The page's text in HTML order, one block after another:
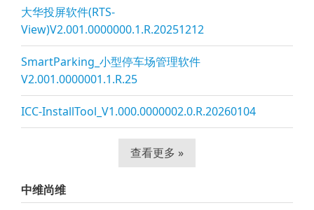
大华投屏软件(RTS-
View)V2.001.0000000.1.R.20251212
SmartParking_小型停车场管理软件
V2.001.0000001.1.R.25
ICC-InstallTool_V1.000.0000002.0.R.20260104
查看更多 »
中维尚维